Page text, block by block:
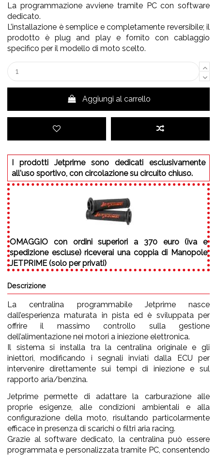
La programmazione avviene tramite PC con software
dedicato.
L’installazione è semplice e completamente reversibile; il
prodotto è plug and play e fornito con cablaggio
specifico per il modello di moto scelto.
Aggiungi al carrello
I prodotti Jetprime sono dedicati esclusivamente
all'uso sportivo, con circolazione su circuito chiuso.
OMAGGIO con ordini superiori a 370 euro (iva e
spedizione escluse) riceverai una coppia di Manopole
JETPRIME (solo per privati)
Descrizione
La centralina programmabile Jetprime nasce
dall’esperienza maturata in pista ed è sviluppata per
offrire il massimo controllo sulla gestione
dell’alimentazione nei motori a iniezione elettronica.
Il sistema si installa tra la centralina originale e gli
iniettori, modificando i segnali inviati dalla ECU per
intervenire direttamente sui tempi di iniezione e sul
rapporto aria/benzina.
Jetprime permette di adattare la carburazione alle
proprie esigenze, alle condizioni ambientali e alla
configurazione della moto, risultando particolarmente
efficace in presenza di scarichi o filtri aria racing.
Grazie al software dedicato, la centralina può essere
programmata e personalizzata tramite PC, consentendo